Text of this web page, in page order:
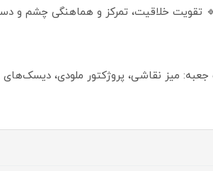
تقویت خلاقیت، تمرکز و هماهنگی چشم و
میز نقاشی، پروژکتور ملودی،